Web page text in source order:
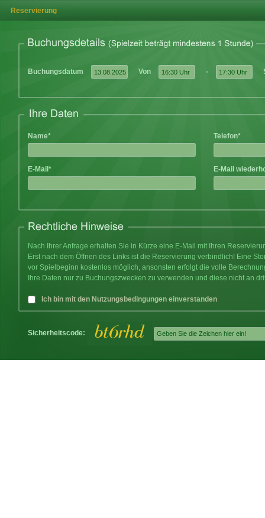
Reservierung
Buchungsdatum Von -
Name* Telefon*
E-Mail* E-Mail
Nach Ihrer Anfrage erhalten Sie in Kürze eine E-Mail mit Ihren
Erst nach dem Öffnen des Links ist die Reservierung verbindlich! Eine
vor Spielbeginn kostenlos möglich, ansonsten erfolgt die volle
Ihre Daten nur zu Buchungszwecken zu verwenden und diese nicht an
Ich bin mit den Nutzungsbedingungen einverstanden
Sicherheitscode: